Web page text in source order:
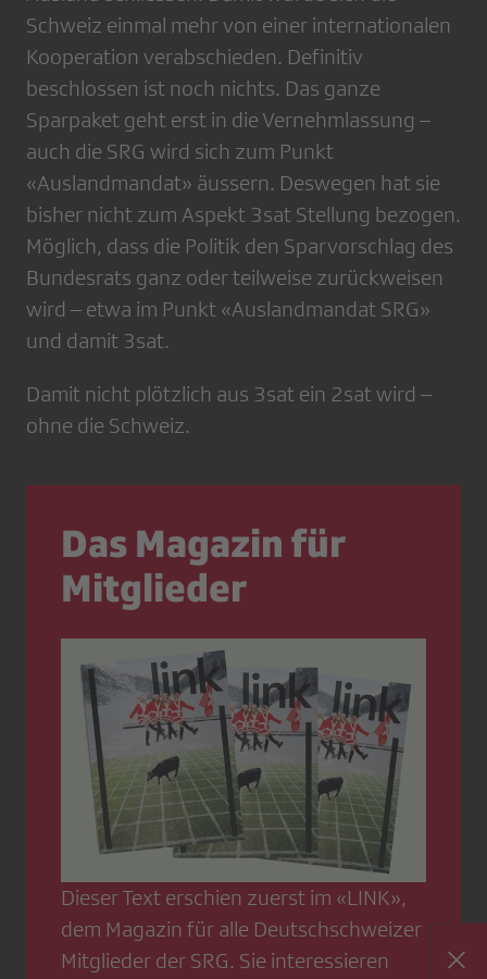
Schweiz einmal mehr von einer internationalen
Kooperation verabschieden. Definitiv
beschlossen ist noch nichts. Das ganze
Sparpaket geht erst in die Vernehmlassung –
auch die SRG wird sich zum Punkt
«Auslandmandat» äussern. Deswegen hat sie
bisher nicht zum Aspekt 3sat Stellung bezogen.
Möglich, dass die Politik den Sparvorschlag des
Bundesrats ganz oder teilweise zurückweisen
wird – etwa im Punkt «Auslandmandat SRG»
und damit 3sat.
Damit nicht plötzlich aus 3sat ein 2sat wird –
ohne die Schweiz.
Das Magazin für
Mitglieder
Dieser Text erschien zuerst im «LINK»,
dem Magazin für alle Deutschschweizer
Mitglieder der SRG. Sie interessieren